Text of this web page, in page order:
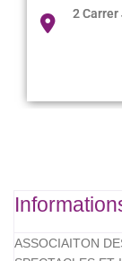
2
ASSOCIAITON